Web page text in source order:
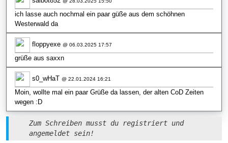
ich lasse auch nochmal ein paar güße aus dem schöhnen
Westerwald da
floppyexe @ 06.03.2025 17:57
grüße aus saxxn
s0_wHaT @ 22.01.2024 16:21
Moin, wollte mal ein paar Grüße da lassen, der alten CoD Zeiten
wegen :D
Zum Schreiben musst du registriert und
angemeldet sein!